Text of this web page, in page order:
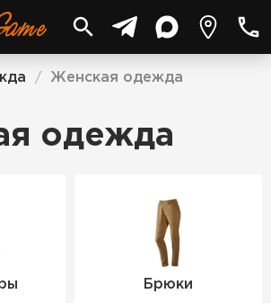
/ Женская одежда
одежда
Брюки